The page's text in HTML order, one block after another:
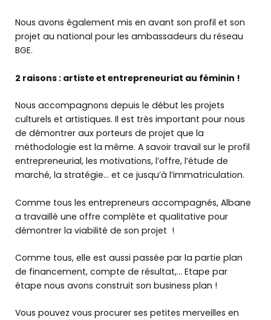
TROUVER MA BGE EN AUVERGNE-RHÔNE-
ALPES
Les témoignages
Actus
&agenda
Nous avons également mis en avant son profil et son
projet au national pour les ambassadeurs du réseau
BGE.
2 raisons : artiste et entrepreneuriat au féminin !
Nous accompagnons depuis le début les projets
culturels et artistiques. Il est très important pour nous
de démontrer aux porteurs de projet que la
méthodologie est la même. A savoir travail sur le profil
entrepreneurial, les motivations, l’offre, l’étude de
marché, la stratégie… et ce jusqu’à l’immatriculation.
Comme tous les entrepreneurs accompagnés, Albane
a travaillé une offre complète et qualitative pour
démontrer la viabilité de son projet !
Comme tous, elle est aussi passée par la partie plan
de financement, compte de résultat,… Etape par
étape nous avons construit son business plan !
Vous pouvez vous procurer ses petites merveilles en